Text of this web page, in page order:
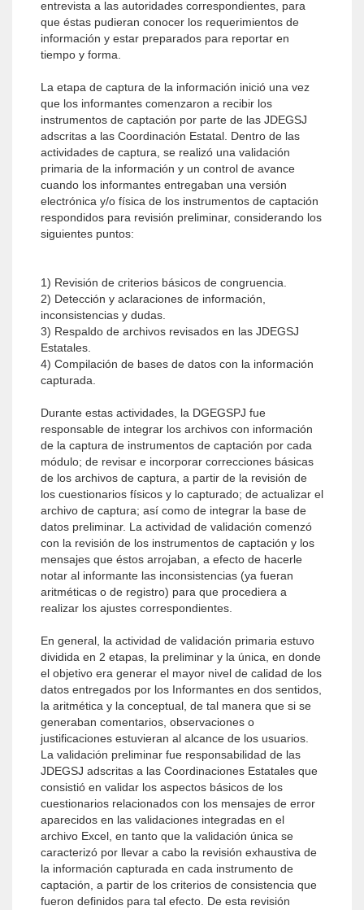
entrevista a las autoridades correspondientes, para
que éstas pudieran conocer los requerimientos de
información y estar preparados para reportar en
tiempo y forma.
La etapa de captura de la información inició una vez
que los informantes comenzaron a recibir los
instrumentos de captación por parte de las JDEGSJ
adscritas a las Coordinación Estatal. Dentro de las
actividades de captura, se realizó una validación
primaria de la información y un control de avance
cuando los informantes entregaban una versión
electrónica y/o física de los instrumentos de captación
respondidos para revisión preliminar, considerando los
siguientes puntos:
1) Revisión de criterios básicos de congruencia.
2) Detección y aclaraciones de información,
inconsistencias y dudas.
3) Respaldo de archivos revisados en las JDEGSJ
Estatales.
4) Compilación de bases de datos con la información
capturada.
Durante estas actividades, la DGEGSPJ fue
responsable de integrar los archivos con información
de la captura de instrumentos de captación por cada
módulo; de revisar e incorporar correcciones básicas
de los archivos de captura, a partir de la revisión de
los cuestionarios físicos y lo capturado; de actualizar el
archivo de captura; así como de integrar la base de
datos preliminar. La actividad de validación comenzó
con la revisión de los instrumentos de captación y los
mensajes que éstos arrojaban, a efecto de hacerle
notar al informante las inconsistencias (ya fueran
aritméticas o de registro) para que procediera a
realizar los ajustes correspondientes.
En general, la actividad de validación primaria estuvo
dividida en 2 etapas, la preliminar y la única, en donde
el objetivo era generar el mayor nivel de calidad de los
datos entregados por los Informantes en dos sentidos,
la aritmética y la conceptual, de tal manera que si se
generaban comentarios, observaciones o
justificaciones estuvieran al alcance de los usuarios.
La validación preliminar fue responsabilidad de las
JDEGSJ adscritas a las Coordinaciones Estatales que
consistió en validar los aspectos básicos de los
cuestionarios relacionados con los mensajes de error
aparecidos en las validaciones integradas en el
archivo Excel, en tanto que la validación única se
caracterizó por llevar a cabo la revisión exhaustiva de
la información capturada en cada instrumento de
captación, a partir de los criterios de consistencia que
fueron definidos para tal efecto. De esta revisión